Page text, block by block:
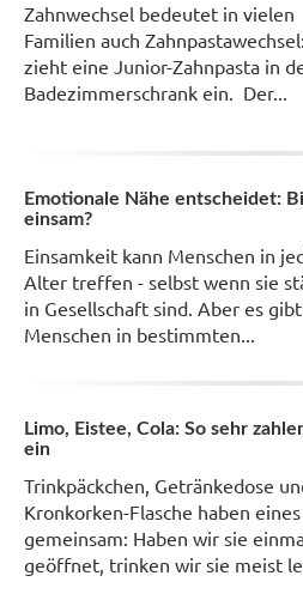
Zahnwechsel bedeutet in vielen
Familien auch
zieht eine Junior-Zahnpasta in
Badezimmerschrank ein. Der...
Emotionale Nähe entscheidet:
einsam?
Einsamkeit kann Menschen in
Alter treffen - selbst wenn sie
in Gesellschaft sind. Aber es gibt
Menschen in bestimmten...
Limo, Eistee, Cola: So sehr
ein
Trinkpäckchen, Getränkedose
Kronkorken-Flasche haben eines
gemeinsam: Haben wir sie
geöffnet, trinken wir sie meist